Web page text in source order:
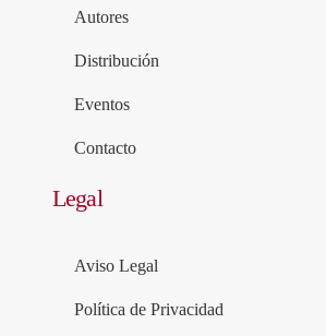
Autores
Distribución
Eventos
Contacto
Legal
Aviso Legal
Política de Privacidad